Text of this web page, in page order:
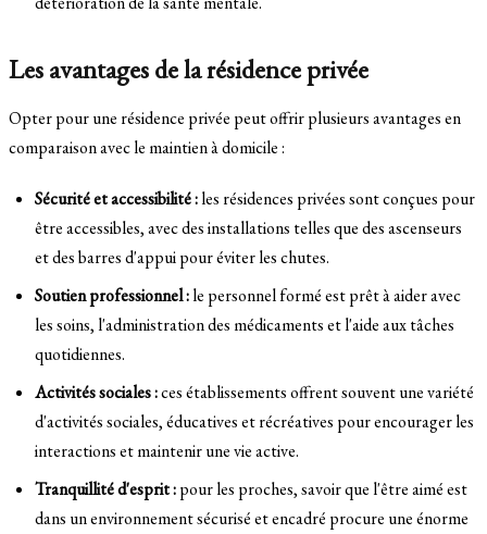
Les avantages de la résidence privée
Opter pour une résidence privée peut offrir plusieurs avantages en
comparaison avec le maintien à domicile :
Sécurité et accessibilité :les résidences privées sont conçues pour
être accessibles, avec des installations telles que des ascenseurs
et des barres d'appui pour éviter les chutes.
Soutien professionnel :le personnel formé est prêt à aider avec
les soins, l'administration des médicaments et l'aide aux tâches
quotidiennes.
Activités sociales :ces établissements offrent souvent une variété
d'activités sociales, éducatives et récréatives pour encourager les
interactions et maintenir une vie active.
Tranquillité d'esprit :pour les proches, savoir que l'être aimé est
dans un environnement sécurisé et encadré procure une énorme